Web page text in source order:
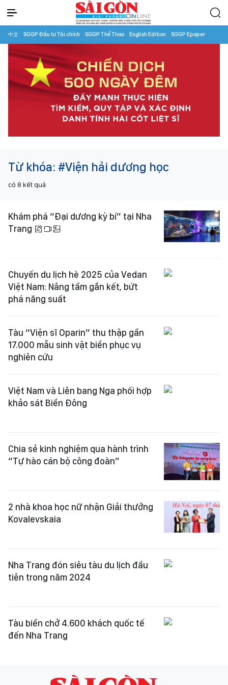
中文 SGGP Đầu tư Tài chính SGGP Thể Thao English Edition SGGP Epaper
Từ khóa: #Viện hải dương học
có 8 kết quả
Khám phá “Đại dương kỳ bí” tại Nha
Trang
Chuyến du lịch hè 2025 của Vedan
Việt Nam: Nâng tầm gắn kết, bứt
phá năng suất
Tàu “Viện sĩ Oparin” thu thập gần
17.000 mẫu sinh vật biển phục vụ
nghiên cứu
Việt Nam và Liên bang Nga phối hợp
khảo sát Biển Đông
Chia sẻ kinh nghiệm qua hành trình
“Tự hào cán bộ công đoàn”
2 nhà khoa học nữ nhận Giải thưởng
Kovalevskaia
Nha Trang đón siêu tàu du lịch đầu
tiên trong năm 2024
Tàu biển chở 4.600 khách quốc tế
đến Nha Trang